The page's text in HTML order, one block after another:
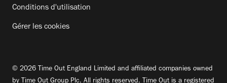
Conditions d'utilisation
Gérer les cookies
© 2026 Time Out England Limited and affiliated companies owned
by Time Out Group Plc. All rights reserved. Time Out is a registered